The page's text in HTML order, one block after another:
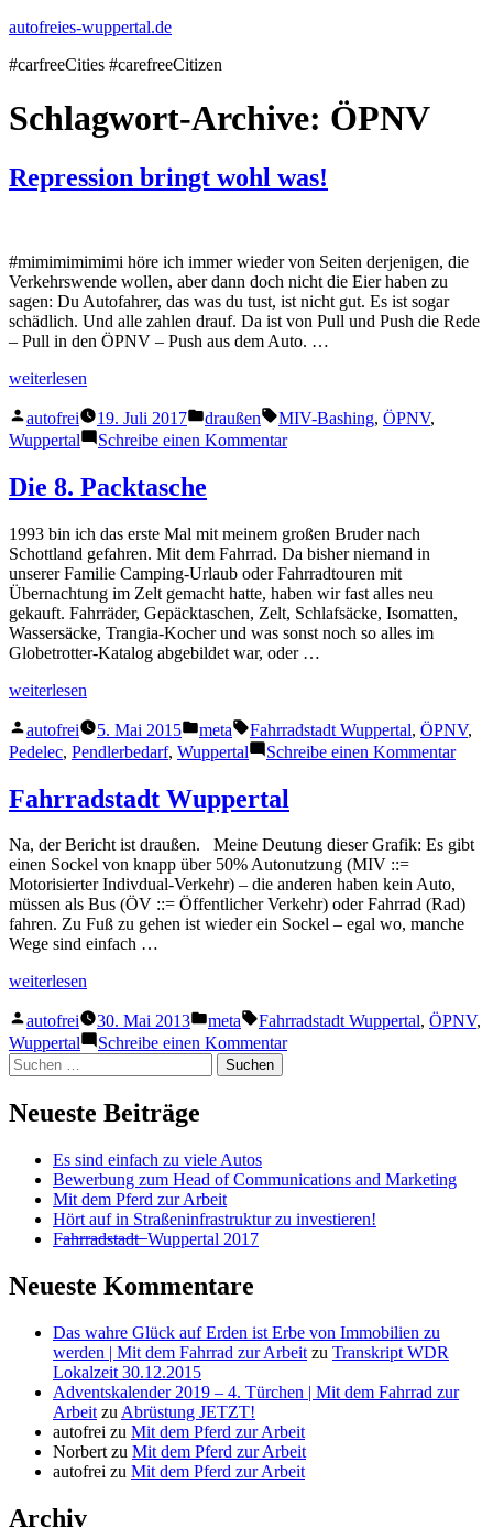
Zum
springen
autofreies-wuppertal.de
#carfreeCities #carefreeCitizen
Schlagwort-Archive: ÖPNV
Repression bringt wohl was!
#mimimimimimi höre ich immer wieder von Seiten derjenigen, die
Verkehrswende wollen, aber dann doch nicht die Eier haben zu
sagen: Du Autofahrer, das was du tust, ist nicht gut. Es ist sogar
schädlich. Und alle zahlen drauf. Da ist von Pull und Push die Rede
– Pull in den ÖPNV – Push aus dem Auto. …
„Repression
wohl
was!“
weiterlesen
Veröffentlicht
von
autofrei 19. Juli 2017
Veröffentlicht
in
draußen Schlagwörter:
MIV-Bashing, ÖPNV,
Wuppertal
Schreibe einen Kommentarzu
Die 8. Packtasche
1993 bin ich das erste Mal mit meinem großen Bruder nach
Schottland gefahren. Mit dem Fahrrad. Da bisher niemand in
unserer Familie Camping-Urlaub oder Fahrradtouren mit
Übernachtung im Zelt gemacht hatte, haben wir fast alles neu
gekauft. Fahrräder, Gepäcktaschen, Zelt, Schlafsäcke, Isomatten,
Wassersäcke, Trangia-Kocher und was sonst noch so alles im
Globetrotter-Katalog abgebildet war, oder …
„Die
Packtasche“
weiterlesen
Veröffentlicht
von
autofrei 5. Mai 2015
Veröffentlicht
in
meta Schlagwörter:
Fahrradstadt Wuppertal, ÖPNV,
Pedelec, Pendlerbedarf, Wuppertal Schreibe einen Kommentarzu
Fahrradstadt Wuppertal
Na, der Bericht ist draußen. Meine Deutung dieser Grafik: Es gibt
einen Sockel von knapp über 50% Autonutzung (MIV ::=
Motorisierter Indivdual-Verkehr) – die anderen haben kein Auto,
müssen als Bus (ÖV ::= Öffentlicher Verkehr) oder Fahrrad (Rad)
fahren. Zu Fuß zu gehen ist wieder ein Sockel – egal wo, manche
Wege sind einfach …
„Fahrradstadt
weiterlesen
Veröffentlicht
von
autofrei 30. Mai 2013
Veröffentlicht
in
meta Schlagwörter:
Fahrradstadt Wuppertal, ÖPNV,
Wuppertal
Schreibe einen Kommentarzu
Suchen
nach:
Neueste Beiträge
Es sind einfach zu viele Autos
Bewerbung zum Head of Communications and Marketing
Mit dem Pferd zur Arbeit
Hört auf in Straßeninfrastruktur zu investieren!
F̶a̶h̶r̶r̶a̶d̶s̶t̶a̶d̶t̶ ̶ Wuppertal 2017
Neueste Kommentare
Das wahre Glück auf Erden ist Erbe von Immobilien zu
werden | Mit dem Fahrrad zur Arbeit zu Transkript WDR
Lokalzeit 30.12.2015
Adventskalender 2019 – 4. Türchen | Mit dem Fahrrad zur
Arbeit zu Abrüstung JETZT!
autofrei zu Mit dem Pferd zur Arbeit
Norbert zu Mit dem Pferd zur Arbeit
autofrei zu Mit dem Pferd zur Arbeit
Archiv